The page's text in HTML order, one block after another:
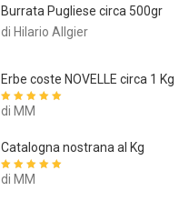
Burrata Pugliese circa 500gr
di Hilario Allgier
Erbe coste NOVELLE circa 1 Kg
Valutato
di MM
Catalogna nostrana al Kg
Valutato
di MM